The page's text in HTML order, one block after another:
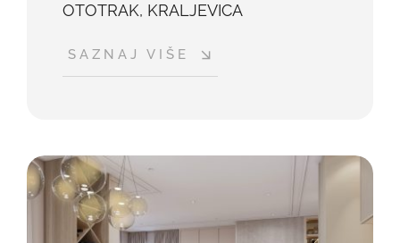
OTOTRAK, KRALJEVICA
SAZNAJ VIŠE